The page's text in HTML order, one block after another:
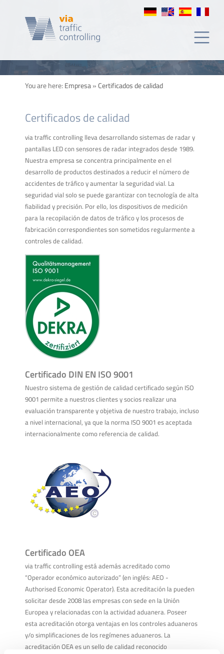
calidad
You are here: Empresa»Certificados de calidad
Certificados de calidad
via traffic controlling lleva desarrollando sistemas de radar y
pantallas LED con sensores de radar integrados desde 1989.
Nuestra empresa se concentra principalmente en el
desarrollo de productos destinados a reducir el número de
accidentes de tráfico y aumentar la seguridad vial. La
seguridad vial solo se puede garantizar con tecnología de alta
fiabilidad y precisión. Por ello, los dispositivos de medición
para la recopilación de datos de tráfico y los procesos de
fabricación correspondientes son sometidos regularmente a
controles de calidad.
Certificado DIN EN ISO 9001
Nuestro sistema de gestión de calidad certificado según ISO
9001 permite a nuestros clientes y socios realizar una
evaluación transparente y objetiva de nuestro trabajo, incluso
a nivel internacional, ya que la norma ISO 9001 es aceptada
internacionalmente como referencia de calidad.
Certificado OEA
via traffic controlling está además acreditado como
“Operador económico autorizado” (en inglés: AEO -
Authorised Economic Operator). Esta acreditación la pueden
solicitar desde 2008 las empresas con sede en la Unión
Europea y relacionadas con la actividad aduanera. Poseer
esta acreditación otorga ventajas en los controles aduaneros
y/o simplificaciones de los regímenes aduaneros. La
acreditación OEA es un sello de calidad reconocido